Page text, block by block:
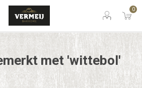
0
met 'wittebol'